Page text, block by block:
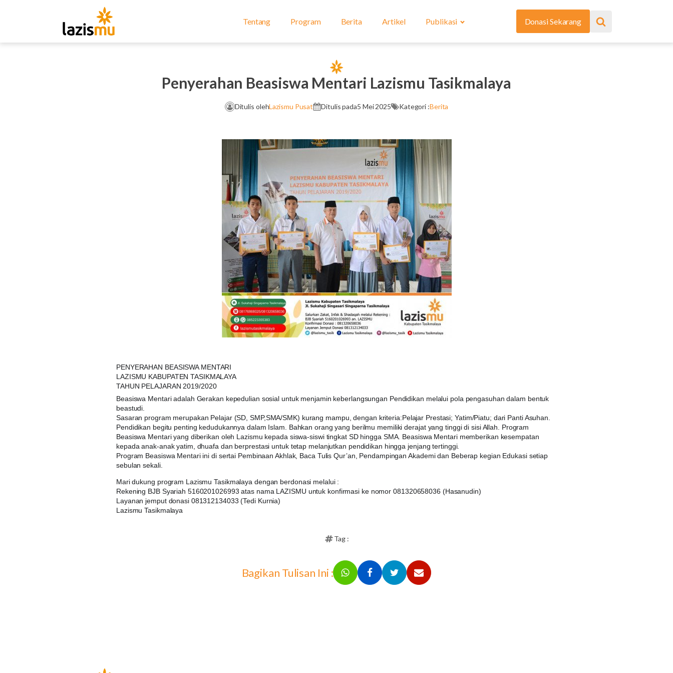
Tentang Program Berita Artikel Publikasi Donasi Sekarang
Penyerahan Beasiswa Mentari Lazismu Tasikmalaya
Ditulis olehLazismu Pusat Ditulis pada5 Mei 2025 Kategori :Berita
PENYERAHAN BEASISWA MENTARI
LAZISMU KABUPATEN TASIKMALAYA
TAHUN PELAJARAN 2019/2020
Beasiswa Mentari adalah Gerakan kepedulian sosial untuk menjamin keberlangsungan Pendidikan melalui pola pengasuhan dalam bentuk
beastudi.
Sasaran program merupakan Pelajar (SD, SMP,SMA/SMK) kurang mampu, dengan kriteria:Pelajar Prestasi; Yatim/Piatu; dari Panti Asuhan.
Pendidikan begitu penting kedudukannya dalam Islam. Bahkan orang yang berilmu memiliki derajat yang tinggi di sisi Allah. Program
Beasiswa Mentari yang diberikan oleh Lazismu kepada siswa-siswi tingkat SD hingga SMA. Beasiswa Mentari memberikan kesempatan
kepada anak-anak yatim, dhuafa dan berprestasi untuk tetap melanjutkan pendidikan hingga jenjang tertinggi.
Program Beasiswa Mentari ini di sertai Pembinaan Akhlak, Baca Tulis Qur’an, Pendampingan Akademi dan Beberap kegian Edukasi setiap
sebulan sekali.
Mari dukung program Lazismu Tasikmalaya dengan berdonasi melalui :
Rekening BJB Syariah 5160201026993 atas nama LAZISMU untuk konfirmasi ke nomor 081320658036 (Hasanudin)
Layanan jemput donasi 081312134033 (Tedi Kurnia)
Lazismu Tasikmalaya
Tag :
Bagikan Tulisan Ini :